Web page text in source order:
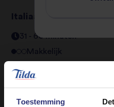
Toestemming
Italiaanse rijstsalade
31 - 60 minuten
Makkelijk